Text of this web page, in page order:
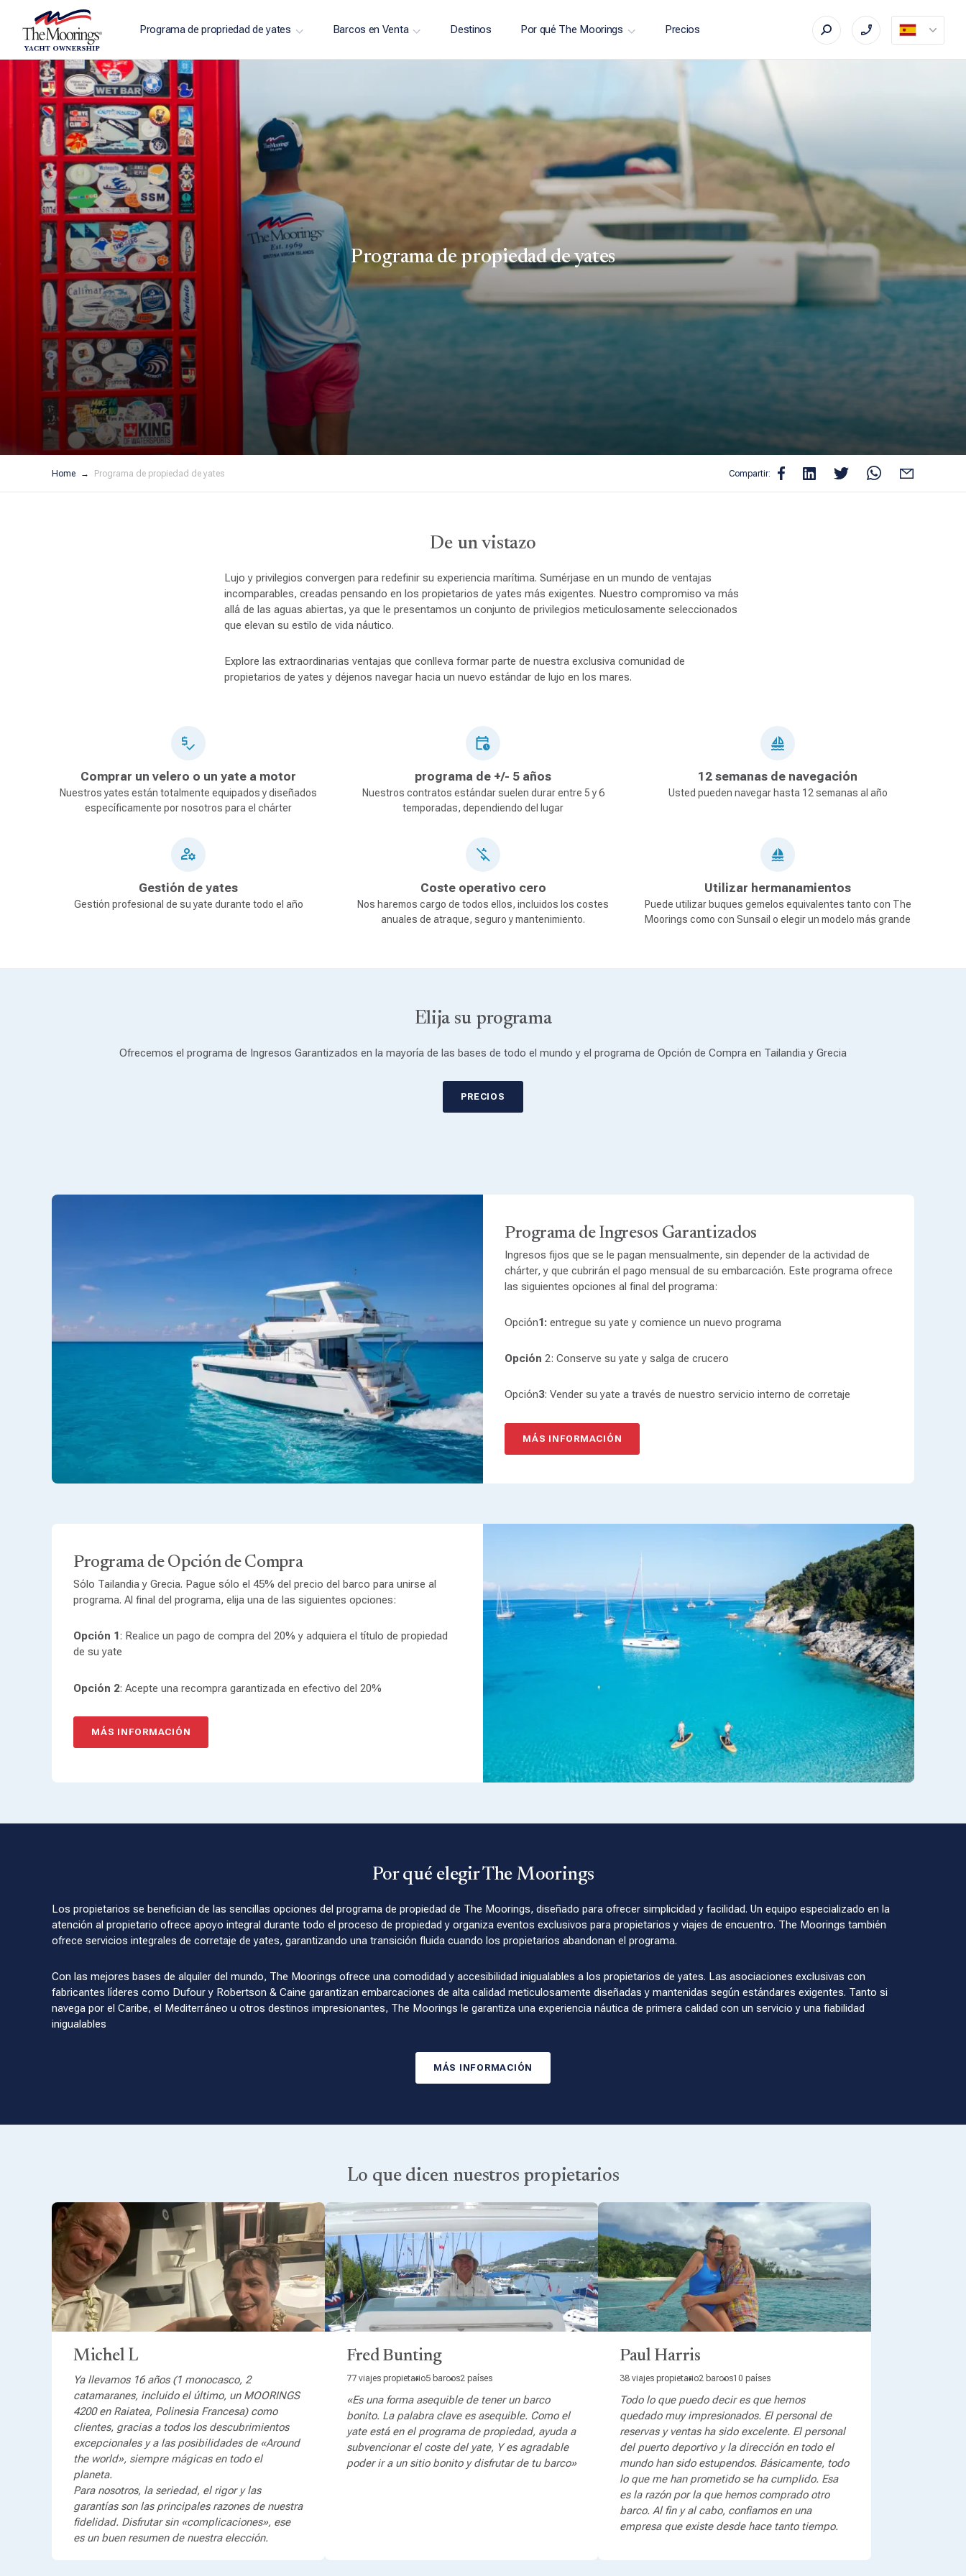
Programa de propriedad de yates Barcos en Venta Destinos Por qué The Moorings Precios
Programa de propiedad de yates
Home Programa de propiedad de yates Compartir:
De un vistazo
Lujo y privilegios convergen para redefinir su experiencia marítima. Sumérjase en un mundo de ventajas
incomparables, creadas pensando en los propietarios de yates más exigentes. Nuestro compromiso va más
allá de las aguas abiertas, ya que le presentamos un conjunto de privilegios meticulosamente seleccionados
que elevan su estilo de vida náutico.
Explore las extraordinarias ventajas que conlleva formar parte de nuestra exclusiva comunidad de
propietarios de yates y déjenos navegar hacia un nuevo estándar de lujo en los mares.
Comprar un velero o un yate a motor
Nuestros yates están totalmente equipados y diseñados
específicamente por nosotros para el chárter
programa de +/- 5 años
Nuestros contratos estándar suelen durar entre 5 y 6
temporadas, dependiendo del lugar
12 semanas de navegación
Usted pueden navegar hasta 12 semanas al año
Gestión de yates
Gestión profesional de su yate durante todo el año
Coste operativo cero
Nos haremos cargo de todos ellos, incluidos los costes
anuales de atraque, seguro y mantenimiento.
Utilizar hermanamientos
Puede utilizar buques gemelos equivalentes tanto con The
Moorings como con Sunsail o elegir un modelo más grande
Elija su programa
Ofrecemos el programa de Ingresos Garantizados en la mayoría de las bases de todo el mundo y el programa de Opción de Compra en Tailandia y Grecia
PRECIOS
Programa de Ingresos Garantizados
Ingresos fijos que se le pagan mensualmente, sin depender de la actividad de
chárter, y que cubrirán el pago mensual de su embarcación. Este programa ofrece
las siguientes opciones al final del programa:
Opción1: entregue su yate y comience un nuevo programa
Opción 2: Conserve su yate y salga de crucero
Opción3: Vender su yate a través de nuestro servicio interno de corretaje
MÁS INFORMACIÓN
Programa de Opción de Compra
Sólo Tailandia y Grecia. Pague sólo el 45% del precio del barco para unirse al
programa. Al final del programa, elija una de las siguientes opciones:
Opción 1 : Realice un pago de compra del 20% y adquiera el título de propiedad
de su yate
Opción 2: Acepte una recompra garantizada en efectivo del 20%
MÁS INFORMACIÓN
Por qué elegir The Moorings
Los propietarios se benefician de las sencillas opciones del programa de propiedad de The Moorings, diseñado para ofrecer simplicidad y facilidad. Un equipo especializado en la
atención al propietario ofrece apoyo integral durante todo el proceso de propiedad y organiza eventos exclusivos para propietarios y viajes de encuentro. The Moorings también
ofrece servicios integrales de corretaje de yates, garantizando una transición fluida cuando los propietarios abandonan el programa.
Con las mejores bases de alquiler del mundo, The Moorings ofrece una comodidad y accesibilidad inigualables a los propietarios de yates. Las asociaciones exclusivas con
fabricantes líderes como Dufour y Robertson & Caine garantizan embarcaciones de alta calidad meticulosamente diseñadas y mantenidas según estándares exigentes. Tanto si
navega por el Caribe, el Mediterráneo u otros destinos impresionantes, The Moorings le garantiza una experiencia náutica de primera calidad con un servicio y una fiabilidad
inigualables
MÁS INFORMACIÓN
Lo que dicen nuestros propietarios
Michel L
Ya llevamos 16 años (1 monocasco, 2
catamaranes, incluido el último, un MOORINGS
4200 en Raiatea, Polinesia Francesa) como
clientes, gracias a todos los descubrimientos
excepcionales y a las posibilidades de «Around
the world», siempre mágicas en todo el
planeta.
Para nosotros, la seriedad, el rigor y las
garantías son las principales razones de nuestra
fidelidad. Disfrutar sin «complicaciones», ese
es un buen resumen de nuestra elección.
Fred Bunting
77 viajes propietario5 barcos2 países
«Es una forma asequible de tener un barco
bonito. La palabra clave es asequible. Como el
yate está en el programa de propiedad, ayuda a
subvencionar el coste del yate, Y es agradable
poder ir a un sitio bonito y disfrutar de tu barco»
Paul Harris
38 viajes propietario2 barcos10 países
Todo lo que puedo decir es que hemos
quedado muy impresionados. El personal de
reservas y ventas ha sido excelente. El personal
del puerto deportivo y la dirección en todo el
mundo han sido estupendos. Básicamente, todo
lo que me han prometido se ha cumplido. Esa
es la razón por la que hemos comprado otro
barco. Al fin y al cabo, confiamos en una
empresa que existe desde hace tanto tiempo.